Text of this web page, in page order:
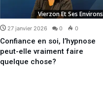
Vierzon Et Ses Environs
27 janvier 2026 0 0
Confiance en soi, l’hypnose
peut-elle vraiment faire
quelque chose?